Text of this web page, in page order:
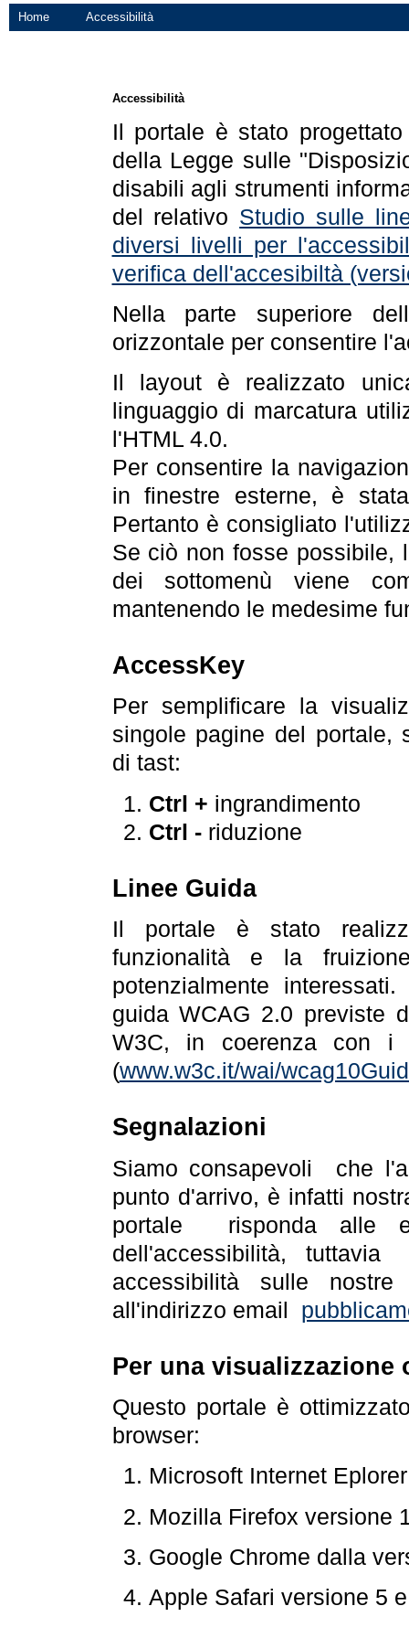
Home Accessibilità
Accessibilità
Il portale è stato
della Legge sulle
disabili agli strumenti
del relativo Studio sulle
diversi livelli per
verifica dell'accesibiltà
Nella parte superiore
orizzontale per consentire
Il layout è realizzato
linguaggio di marcatura
l'HTML 4.0.
Per consentire la
in finestre esterne, è
Pertanto è consigliato
Se ciò non fosse possibile,
dei sottomenù viene
mantenendo le medesime
AccessKey
Per semplificare la
singole pagine del portale,
di tast:
Ctrl + ingrandimento
Ctrl -riduzione
Linee Guida
Il portale è stato
funzionalità e la
potenzialmente
guida WCAG 2.0 previste
W3C, in coerenza con i
(www.w3c.it/wai/
Segnalazioni
Siamo consapevoli che
punto d'arrivo, è infatti
portale risponda alle
dell'accessibilità,
accessibilità sulle
all'indirizzo email
Per una visualizzazione
Questo portale è
browser:
Microsoft Internet
Mozilla Firefox versione
Google Chrome dalla
Apple Safari versione 5